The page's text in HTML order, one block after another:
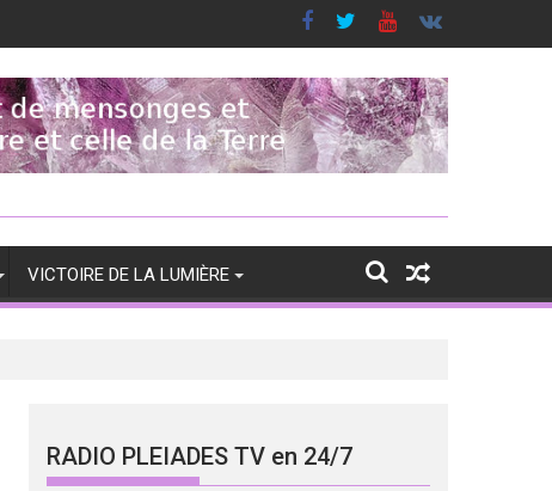
VICTOIRE DE LA LUMIÈRE
RADIO PLEIADES TV en 24/7